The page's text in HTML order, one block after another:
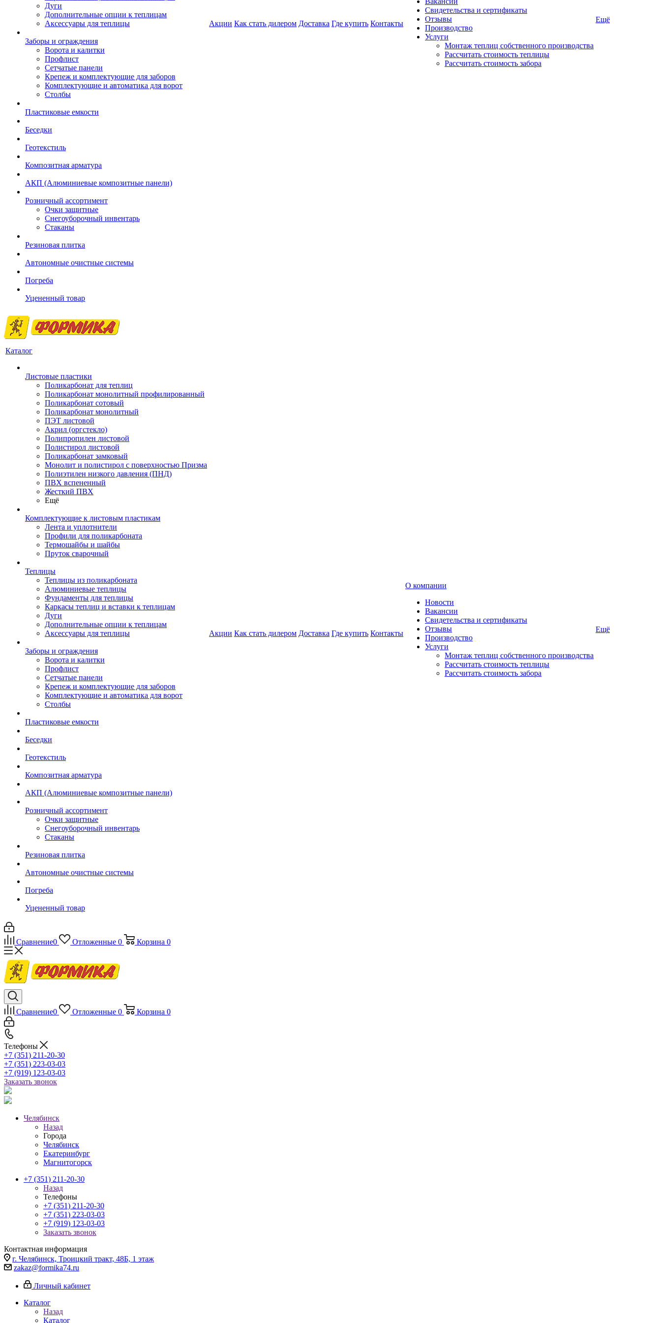
Дуги
Дополнительные опции к теплицам
Аксессуары для теплицы
Заборы и ограждения
Ворота и калитки
Профлист
Сетчатые панели
Крепеж и комплектующие для заборов
Комплектующие и автоматика для ворот
Столбы
Пластиковые емкости
Беседки
Геотекстиль
Композитная арматура
АКП (Алюминиевые композитные панели)
Розничный ассортимент
Очки защитные
Снегоуборочный инвентарь
Стаканы
Резиновая плитка
Автономные очистные системы
Погреба
Уцененный товар
Акции Как стать дилером Доставка Где купить Контакты
Свидетельства и сертификаты
Отзывы
Производство
Услуги
Монтаж теплиц собственного производства
Рассчитать стоимость теплицы
Рассчитать стоимость забора
Ещё
Каталог
Листовые пластики
Поликарбонат для теплиц
Поликарбонат монолитный профилированный
Поликарбонат сотовый
Поликарбонат монолитный
ПЭТ листовой
Акрил (оргстекло)
Полипропилен листовой
Полистирол листовой
Поликарбонат замковый
Монолит и полистирол с поверхностью Призма
Полиэтилен низкого давления (ПНД)
ПВХ вспененный
Жесткий ПВХ
Ещё
Комплектующие к листовым пластикам
Лента и уплотнители
Профили для поликарбоната
Термошайбы и шайбы
Пруток сварочный
Теплицы
Теплицы из поликарбоната
Алюминиевые теплицы
Фундаменты для теплицы
Каркасы теплиц и вставки к теплицам
Дуги
Дополнительные опции к теплицам
Аксессуары для теплицы
Заборы и ограждения
Ворота и калитки
Профлист
Сетчатые панели
Крепеж и комплектующие для заборов
Комплектующие и автоматика для ворот
Столбы
Пластиковые емкости
Беседки
Геотекстиль
Композитная арматура
АКП (Алюминиевые композитные панели)
Розничный ассортимент
Очки защитные
Снегоуборочный инвентарь
Стаканы
Резиновая плитка
Автономные очистные системы
Погреба
Уцененный товар
Акции Как стать дилером Доставка Где купить Контакты
О компании
Новости
Вакансии
Свидетельства и сертификаты
Отзывы
Производство
Услуги
Монтаж теплиц собственного производства
Рассчитать стоимость теплицы
Рассчитать стоимость забора
Ещё
Сравнение0 Отложенные 0 Корзина 0
Сравнение0 Отложенные 0 Корзина 0
Телефоны
+7 (351) 211-20-30
+7 (351) 223-03-03
+7 (919) 123-03-03
Заказать звонок
Челябинск
Назад
Города
Челябинск
Екатеринбург
Магнитогорск
+7 (351) 211-20-30
Назад
Телефоны
+7 (351) 211-20-30
+7 (351) 223-03-03
+7 (919) 123-03-03
Заказать звонок
Контактная информация
г. Челябинск, Троицкий тракт, 48Б, 1 этаж
zakaz@formika74.ru
Личный кабинет
Каталог
Назад
Каталог